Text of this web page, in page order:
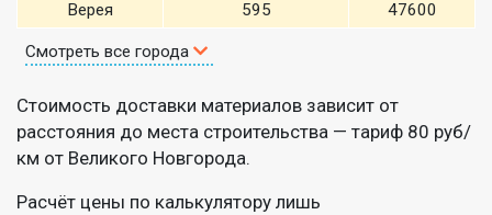
Верея
595 47600
Смотреть все города
Стоимость доставки материалов зависит от
расстояния до места строительства — тариф 80 руб/
км от Великого Новгорода.
Расчёт цены по калькулятору лишь